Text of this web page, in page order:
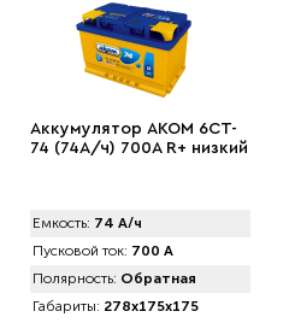
Аккумулятор AKOM 6CT-
74 (74А/ч) 700А R+ низкий
Емкость: 74 А/ч
Пусковой ток: 700 А
Полярность: Обратная
Габариты: 278x175x175